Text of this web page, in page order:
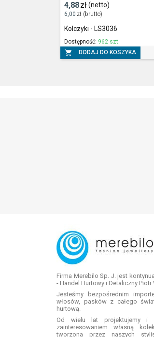
4,88zł (netto)
6,00 zł (brutto)
Kolczyki - LS3036
Dostępność: 962 szt.
 DODAJ DO KOSZYKA
Firma Merebilo Sp. J. jest
- Handel Hurtowy i Detaliczny Piotr
Jesteśmy bezpośrednim
włosów, pasków z całego
hurtową.
Od wielu lat projektujemy i
zainteresowaniem własną
tworzona przez naszych